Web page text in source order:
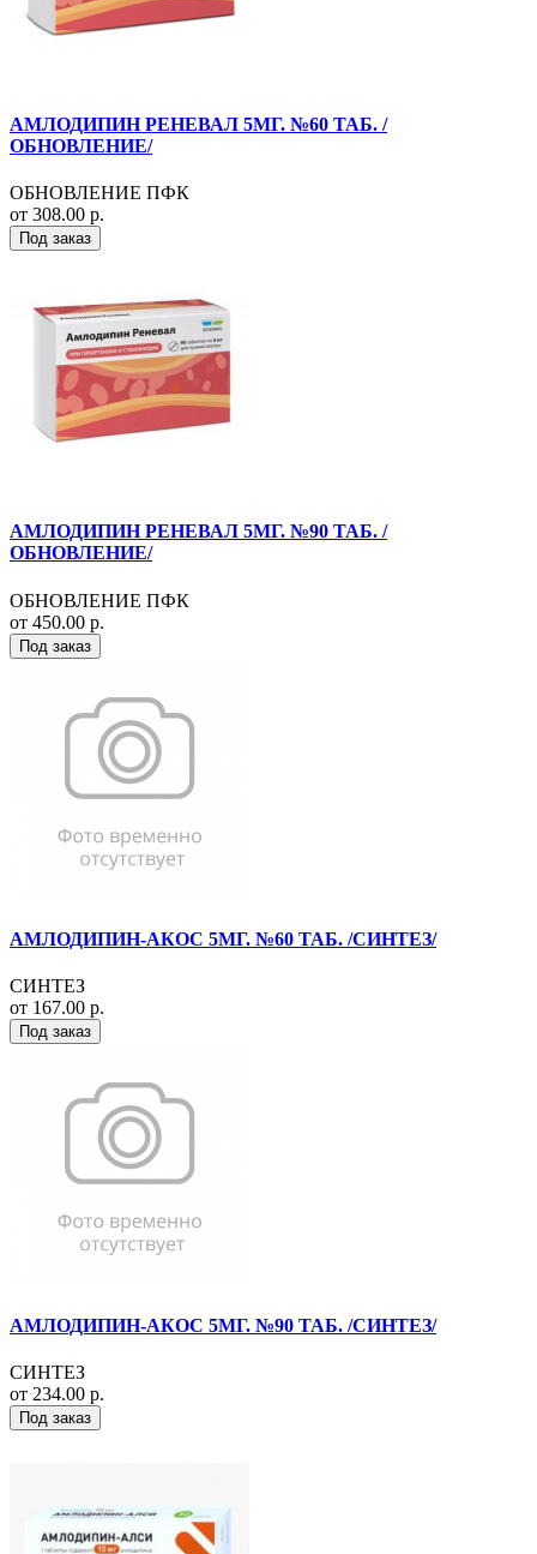
АМЛОДИПИН РЕНЕВАЛ 5МГ. №60 ТАБ. /
ОБНОВЛЕНИЕ/
ОБНОВЛЕНИЕ ПФК
от 308.00 р.
Под заказ
АМЛОДИПИН РЕНЕВАЛ 5МГ. №90 ТАБ. /
ОБНОВЛЕНИЕ/
ОБНОВЛЕНИЕ ПФК
от 450.00 р.
Под заказ
АМЛОДИПИН-АКОС 5МГ. №60 ТАБ. /СИНТЕЗ/
СИНТЕЗ
от 167.00 р.
Под заказ
АМЛОДИПИН-АКОС 5МГ. №90 ТАБ. /СИНТЕЗ/
СИНТЕЗ
от 234.00 р.
Под заказ